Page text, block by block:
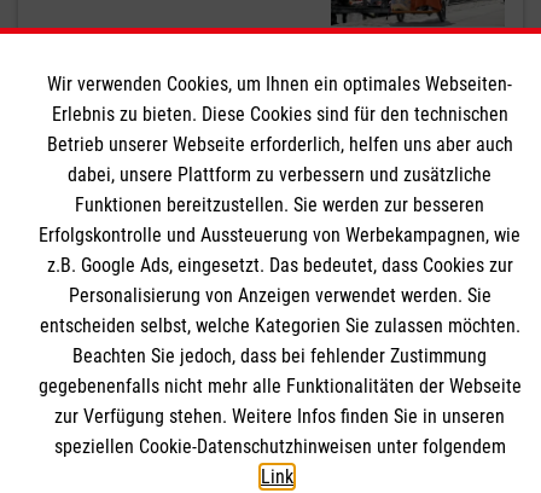
Ausflugstipps für Omas und
Opas
Seite 1 von 2.
1 2 nächste
Über dieses Magazin
Wir verwenden Cookies, um Ihnen ein optimales Webseiten-
Erlebnis zu bieten. Diese Cookies sind für den technischen
Betrieb unserer Webseite erforderlich, helfen uns aber auch
dabei, unsere Plattform zu verbessern und zusätzliche
Funktionen bereitzustellen. Sie werden zur besseren
Erfolgskontrolle und Aussteuerung von Werbekampagnen, wie
z.B. Google Ads, eingesetzt. Das bedeutet, dass Cookies zur
Personalisierung von Anzeigen verwendet werden. Sie
entscheiden selbst, welche Kategorien Sie zulassen möchten.
Beachten Sie jedoch, dass bei fehlender Zustimmung
gegebenenfalls nicht mehr alle Funktionalitäten der Webseite
zur Verfügung stehen. Weitere Infos finden Sie in unseren
speziellen Cookie-Datenschutzhinweisen unter folgendem
Link